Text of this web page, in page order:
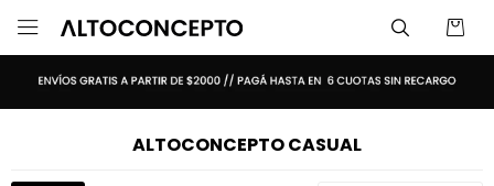

ALTOCONCEPTO CASUAL